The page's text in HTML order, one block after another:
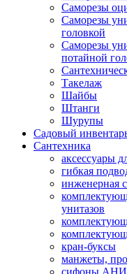
Саморезы
Саморезы
головкой
Саморезы
потайной
Такелаж
Шайбы
Штанги
Шурупы
Садовый
Сантехника
аксессуары
гибкая
инженерная
унитазов
кран-буксы
манжеты,
сифоны АНИ